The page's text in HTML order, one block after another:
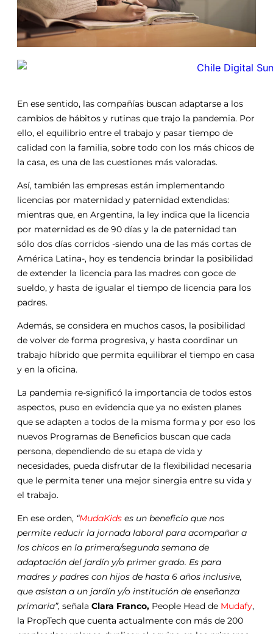
En ese sentido, las compañías buscan adaptarse a los
cambios de hábitos y rutinas que trajo la pandemia. Por
ello, el equilibrio entre el trabajo y pasar tiempo de
calidad con la familia, sobre todo con los más chicos de
la casa, es una de las cuestiones más valoradas.
Así, también las empresas están implementando
licencias por maternidad y paternidad extendidas:
mientras que, en Argentina, la ley indica que la licencia
por maternidad es de 90 días y la de paternidad tan
sólo dos días corridos -siendo una de las más cortas de
América Latina-, hoy es tendencia brindar la posibilidad
de extender la licencia para las madres con goce de
sueldo, y hasta de igualar el tiempo de licencia para los
padres.
Además, se considera en muchos casos, la posibilidad
de volver de forma progresiva, y hasta coordinar un
trabajo híbrido que permita equilibrar el tiempo en casa
y en la oficina.
La pandemia re-significó la importancia de todos estos
aspectos, puso en evidencia que ya no existen planes
que se adapten a todos de la misma forma y por eso los
nuevos Programas de Beneficios buscan que cada
persona, dependiendo de su etapa de vida y
necesidades, pueda disfrutar de la flexibilidad necesaria
que le permita tener una mejor sinergia entre su vida y
el trabajo.
En ese orden, “MudaKids es un beneficio que nos
permite reducir la jornada laboral para acompañar a
los chicos en la primera/segunda semana de
adaptación del jardín y/o primer grado. Es para
madres y padres con hijos de hasta 6 años inclusive,
que asistan a un jardín y/o institución de enseñanza
primaria”, señala Clara Franco, People Head de Mudafy,
la PropTech que cuenta actualmente con más de 200